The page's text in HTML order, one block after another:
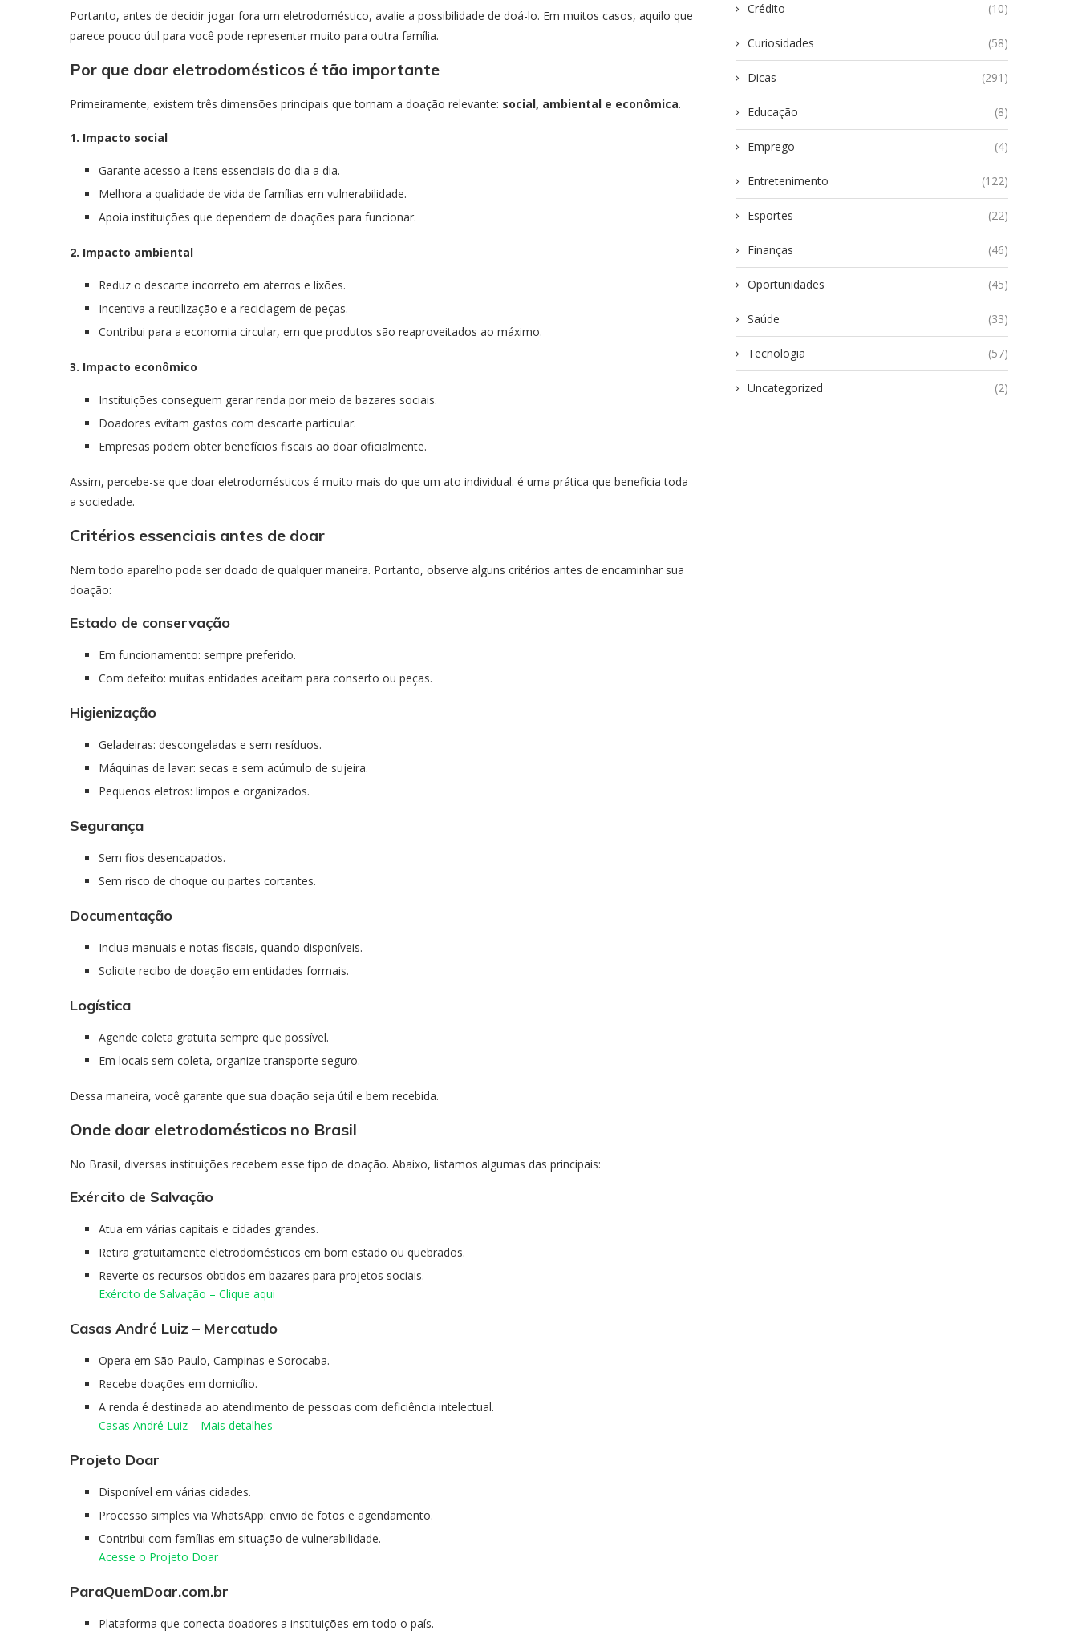
Portanto, antes de decidir jogar fora um eletrodoméstico, avalie a possibilidade de doá-lo. Em muitos casos, aquilo que
parece pouco útil para você pode representar muito para outra família.
Por que doar eletrodomésticos é tão importante
Primeiramente, existem três dimensões principais que tornam a doação relevante: social, ambiental e econômica.
1. Impacto social
Garante acesso a itens essenciais do dia a dia.
Melhora a qualidade de vida de famílias em vulnerabilidade.
Apoia instituições que dependem de doações para funcionar.
2. Impacto ambiental
Reduz o descarte incorreto em aterros e lixões.
Incentiva a reutilização e a reciclagem de peças.
Contribui para a economia circular, em que produtos são reaproveitados ao máximo.
3. Impacto econômico
Instituições conseguem gerar renda por meio de bazares sociais.
Doadores evitam gastos com descarte particular.
Empresas podem obter benefícios fiscais ao doar oficialmente.
Assim, percebe-se que doar eletrodomésticos é muito mais do que um ato individual: é uma prática que beneficia toda
a sociedade.
Critérios essenciais antes de doar
Nem todo aparelho pode ser doado de qualquer maneira. Portanto, observe alguns critérios antes de encaminhar sua
doação:
Estado de conservação
Em funcionamento: sempre preferido.
Com defeito: muitas entidades aceitam para conserto ou peças.
Higienização
Geladeiras: descongeladas e sem resíduos.
Máquinas de lavar: secas e sem acúmulo de sujeira.
Pequenos eletros: limpos e organizados.
Segurança
Sem fios desencapados.
Sem risco de choque ou partes cortantes.
Documentação
Inclua manuais e notas fiscais, quando disponíveis.
Solicite recibo de doação em entidades formais.
Logística
Agende coleta gratuita sempre que possível.
Em locais sem coleta, organize transporte seguro.
Dessa maneira, você garante que sua doação seja útil e bem recebida.
Onde doar eletrodomésticos no Brasil
No Brasil, diversas instituições recebem esse tipo de doação. Abaixo, listamos algumas das principais:
Exército de Salvação
Atua em várias capitais e cidades grandes.
Retira gratuitamente eletrodomésticos em bom estado ou quebrados.
Reverte os recursos obtidos em bazares para projetos sociais.
Exército de Salvação – Clique aqui
Casas André Luiz – Mercatudo
Opera em São Paulo, Campinas e Sorocaba.
Recebe doações em domicílio.
A renda é destinada ao atendimento de pessoas com deficiência intelectual.
Casas André Luiz – Mais detalhes
Projeto Doar
Disponível em várias cidades.
Processo simples via WhatsApp: envio de fotos e agendamento.
Contribui com famílias em situação de vulnerabilidade.
Acesse o Projeto Doar
ParaQuemDoar.com.br
Plataforma que conecta doadores a instituições em todo o país.
Crédito (10)
Curiosidades (58)
Dicas (291)
Educação (8)
Emprego (4)
Entretenimento (122)
Esportes (22)
Finanças (46)
Oportunidades (45)
Saúde (33)
Tecnologia (57)
Uncategorized (2)